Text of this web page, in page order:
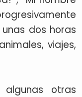
dos horas
viajes,
otras